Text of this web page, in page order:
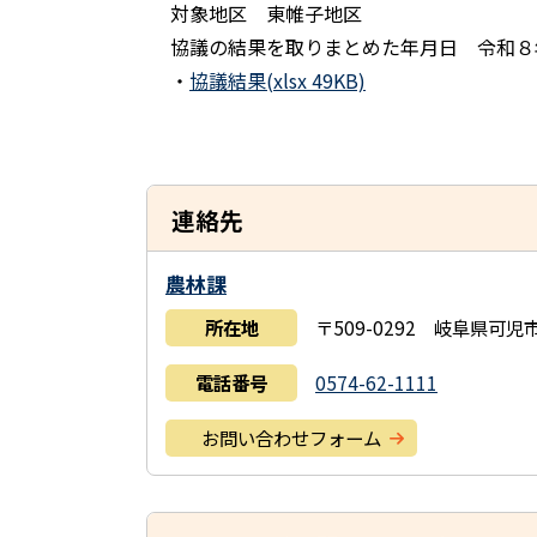
対象地区 東帷子地区
協議の結果を取りまとめた年月日 令和８
・ 協議結果(xlsx 49KB)
連絡先
農林課
所在地 〒509-0292 岐阜県可児
電話番号 0574-62-1111
お問い合わせフォーム